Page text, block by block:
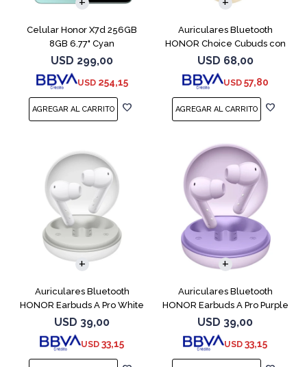
Celular Honor X7d 256GB
8GB 6.77" Cyan
USD 299,00
USD 254,15
Auriculares Bluetooth
HONOR Choice Cubuds con
Pantalla Beige
USD 68,00
USD 57,80
Auriculares Bluetooth
HONOR Earbuds A Pro White
USD 39,00
USD 33,15
Auriculares Bluetooth
HONOR Earbuds A Pro Purple
USD 39,00
USD 33,15